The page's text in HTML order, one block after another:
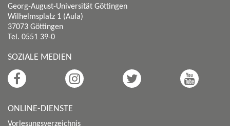
Georg-August-Universität Göttingen
Wilhelmsplatz 1 (Aula)
37073 Göttingen
Tel. 0551 39-0
SOZIALE MEDIEN
ONLINE-DIENSTE
Vorlesungsverzeichnis